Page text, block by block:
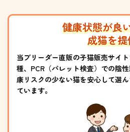
健康状態が良
成猫を
当ブリーダー直販の子猫販売サイ
種、PCR（パレット検査）での陰
康リスクの少ない猫を安心して選
ています。